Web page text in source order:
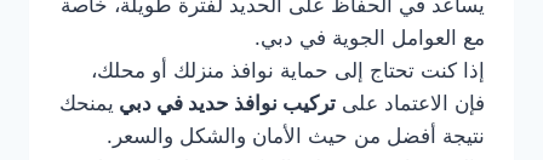
يساعد في الحفاظ على الحديد لفترة طويلة، خاصة
مع العوامل الجوية في دبي.
إذا كنت تحتاج إلى حماية نوافذ منزلك أو محلك،
فإن الاعتماد على تركيب نوافذ حديد في دبي يمنحك
نتيجة أفضل من حيث الأمان والشكل والسعر.